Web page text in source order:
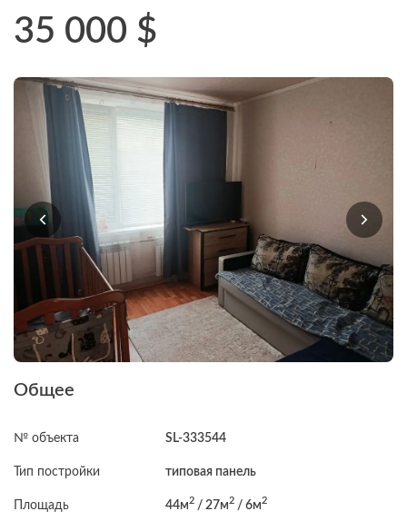
35 000 $
Общее
№ объекта SL-333544
Тип постройки типовая панель
Площадь 44м2 / 27м2 / 6м2